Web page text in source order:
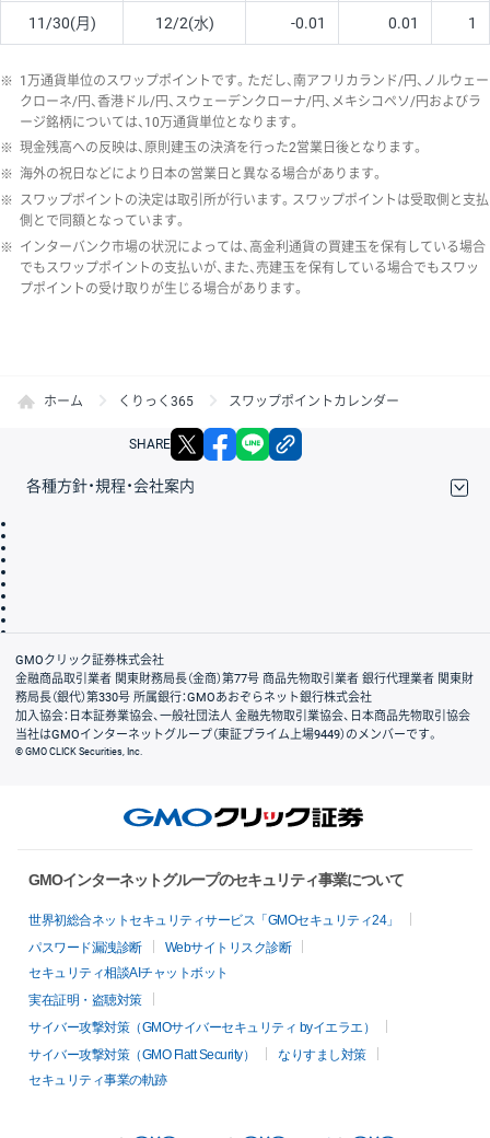
11/30(月) 12/2(水) -0.01 0.01 1
※ 1万通貨単位のスワップポイントです。ただし、南アフリカランド/円、ノルウェー
クローネ/円、香港ドル/円、スウェーデンクローナ/円、メキシコペソ/円およびラ
ージ銘柄については、10万通貨単位となります。
※ 現金残高への反映は、原則建玉の決済を行った2営業日後となります。
※ 海外の祝日などにより日本の営業日と異なる場合があります。
※ スワップポイントの決定は取引所が行います。スワップポイントは受取側と支払
側とで同額となっています。
※ インターバンク市場の状況によっては、高金利通貨の買建玉を保有している場合
でもスワップポイントの支払いが、また、売建玉を保有している場合でもスワッ
プポイントの受け取りが生じる場合があります。
ホーム くりっく365 スワップポイントカレンダー
SHARE X facebook
各種方針・規程・会社案内
会社案内
GMOクリック証券株式会社
金融商品取引業者 関東財務局長（金商）第77号 商品先物取引業者 銀行代理業者 関東財
務局長（銀代）第330号 所属銀行：GMOあおぞらネット銀行株式会社
加入協会：日本証券業協会、一般社団法人 金融先物取引業協会、日本商品先物取引協会
当社はGMOインターネットグループ（東証プライム上場9449）のメンバーです。
© GMO CLICK Securities, Inc.
GMOインターネットグループのセキュリティ事業について
世界初総合ネットセキュリティサービス「GMOセキュリティ24」
パスワード漏洩診断
Webサイトリスク診断
セキュリティ相談AIチャットボット
実在証明・盗聴対策
サイバー攻撃対策（GMOサイバーセキュリティ byイエラエ）
サイバー攻撃対策（GMO Flatt Security）
なりすまし対策
セキュリティ事業の軌跡